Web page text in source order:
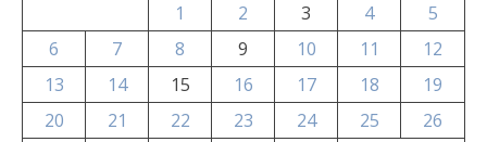
1
2 3 4
5
6
7 8 9 10 11
12
13
14 15 16 17 18
19
20
21 22 23 24 25
26